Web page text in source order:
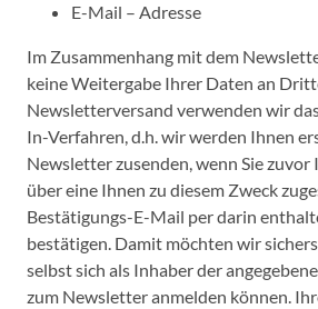
E-Mail – Adresse
Im Zusammenhang mit dem
keine Weitergabe Ihrer Daten an
Newsletterversand verwenden wir
In-Verfahren, d.h. wir werden Ihnen
Newsletter zusenden, wenn Sie
über eine Ihnen zu diesem Zweck
Bestätigungs-E-Mail per darin
bestätigen. Damit möchten wir
selbst sich als Inhaber der
zum Newsletter anmelden können.